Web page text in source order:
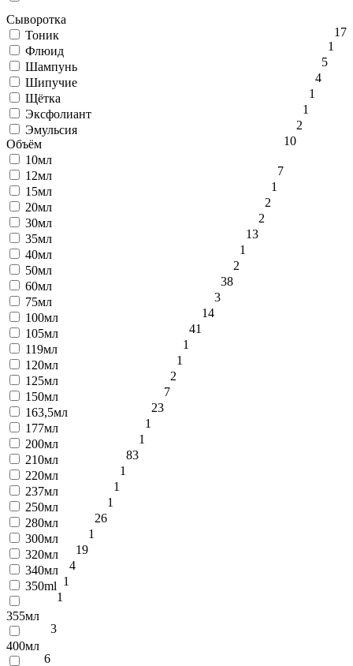
Сыворотка
17
Тоник
1
Флюид
5
Шампунь
4
Шипучие
1
Щётка
1
Эксфолиант
2
Эмульсия
10
Объём
10мл
7
12мл
1
15мл
2
20мл
2
30мл
13
35мл
1
40мл
2
50мл
38
60мл
3
75мл
14
100мл
41
105мл
1
119мл
1
120мл
2
125мл
7
150мл
23
163,5мл
1
177мл
1
200мл
83
210мл
1
220мл
1
237мл
1
250мл
26
280мл
1
300мл
19
320мл
4
340мл
1
350ml
1
355мл
3
400мл
6